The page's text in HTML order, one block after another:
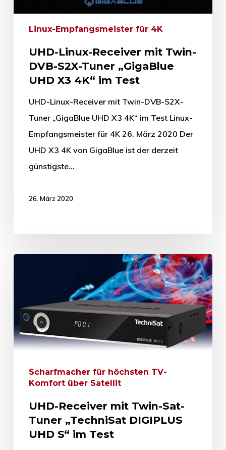
Linux-Empfangsmeister für 4K
UHD-Linux-Receiver mit Twin-
DVB-S2X-Tuner „GigaBlue
UHD X3 4K“ im Test
UHD-Linux-Receiver mit Twin-DVB-S2X-
Tuner „GigaBlue UHD X3 4K“ im Test Linux-
Empfangsmeister für 4K 26. März 2020 Der
UHD X3 4K von GigaBlue ist der derzeit
günstigste…
26. März 2020
Scharfmacher für höchsten TV-
Komfort über Satellit
UHD-Receiver mit Twin-Sat-
Tuner „TechniSat DIGIPLUS
UHD S“ im Test